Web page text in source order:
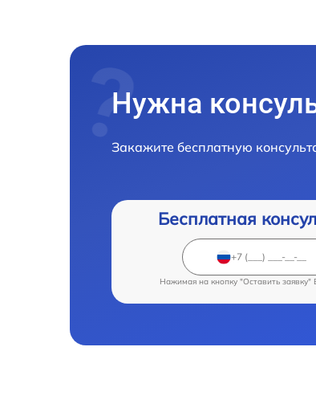
Нужна
Закажите бесплатную
Бесплатная
Нажимая на кнопку "Оставить заявку"